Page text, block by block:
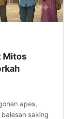
Mitos
apes,
saking